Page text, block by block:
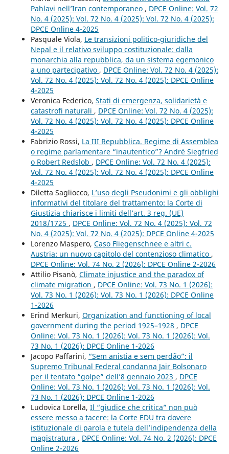
Pahlavi nell’Iran contemporaneo , DPCE Online: Vol. 72
No. 4 (2025): Vol. 72 No. 4 (2025): Vol. 72 No. 4 (2025):
DPCE Online 4-2025
Pasquale Viola, Le transizioni politico-giuridiche del
Nepal e il relativo sviluppo costituzionale: dalla
monarchia alla repubblica, da un sistema egemonico
a uno partecipativo , DPCE Online: Vol. 72 No. 4 (2025):
Vol. 72 No. 4 (2025): Vol. 72 No. 4 (2025): DPCE Online
4-2025
Veronica Federico, Stati di emergenza, solidarietà e
catastrofi naturali , DPCE Online: Vol. 72 No. 4 (2025):
Vol. 72 No. 4 (2025): Vol. 72 No. 4 (2025): DPCE Online
4-2025
Fabrizio Rossi, La III Repubblica. Regime di Assemblea
o regime parlamentare “inautentico”? André Siegfried
o Robert Redslob , DPCE Online: Vol. 72 No. 4 (2025):
Vol. 72 No. 4 (2025): Vol. 72 No. 4 (2025): DPCE Online
4-2025
Diletta Sagliocco, L’uso degli Pseudonimi e gli obblighi
informativi del titolare del trattamento: la Corte di
Giustizia chiarisce i limiti dell’art. 3 reg. (UE)
2018/1725 , DPCE Online: Vol. 72 No. 4 (2025): Vol. 72
No. 4 (2025): Vol. 72 No. 4 (2025): DPCE Online 4-2025
Lorenzo Maspero, Caso Fliegenschnee e altri c.
Austria: un nuovo capitolo del contenzioso climatico ,
DPCE Online: Vol. 74 No. 2 (2026): DPCE Online 2-2026
Attilio Pisanò, Climate injustice and the paradox of
climate migration , DPCE Online: Vol. 73 No. 1 (2026):
Vol. 73 No. 1 (2026): Vol. 73 No. 1 (2026): DPCE Online
1-2026
Erind Merkuri, Organization and functioning of local
government during the period 1925–1928 , DPCE
Online: Vol. 73 No. 1 (2026): Vol. 73 No. 1 (2026): Vol.
73 No. 1 (2026): DPCE Online 1-2026
Jacopo Paffarini, “Sem anistia e sem perdão”: il
Supremo Tribunal Federal condanna Jair Bolsonaro
per il tentato “golpe” dell’8 gennaio 2023 , DPCE
Online: Vol. 73 No. 1 (2026): Vol. 73 No. 1 (2026): Vol.
73 No. 1 (2026): DPCE Online 1-2026
Ludovica Lorella, Il “giudice che critica” non può
essere messo a tacere: la Corte EDU tra dovere
istituzionale di parola e tutela dell’indipendenza della
magistratura , DPCE Online: Vol. 74 No. 2 (2026): DPCE
Online 2-2026